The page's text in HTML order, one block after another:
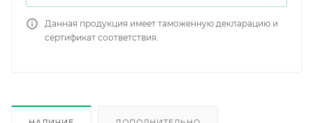
Данная продукция имеет таможенную декларацию и
сертификат соответствия.